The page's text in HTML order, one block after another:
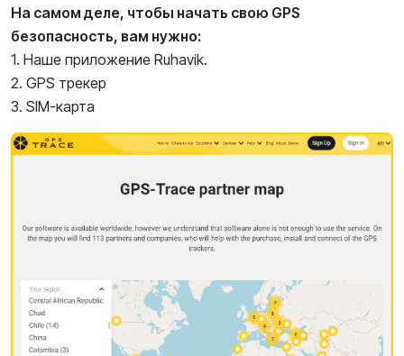
На самом деле, чтобы начать свою GPS
безопасность, вам нужно:
1. Наше приложение Ruhavik.
2. GPS трекер
3. SIM-карта